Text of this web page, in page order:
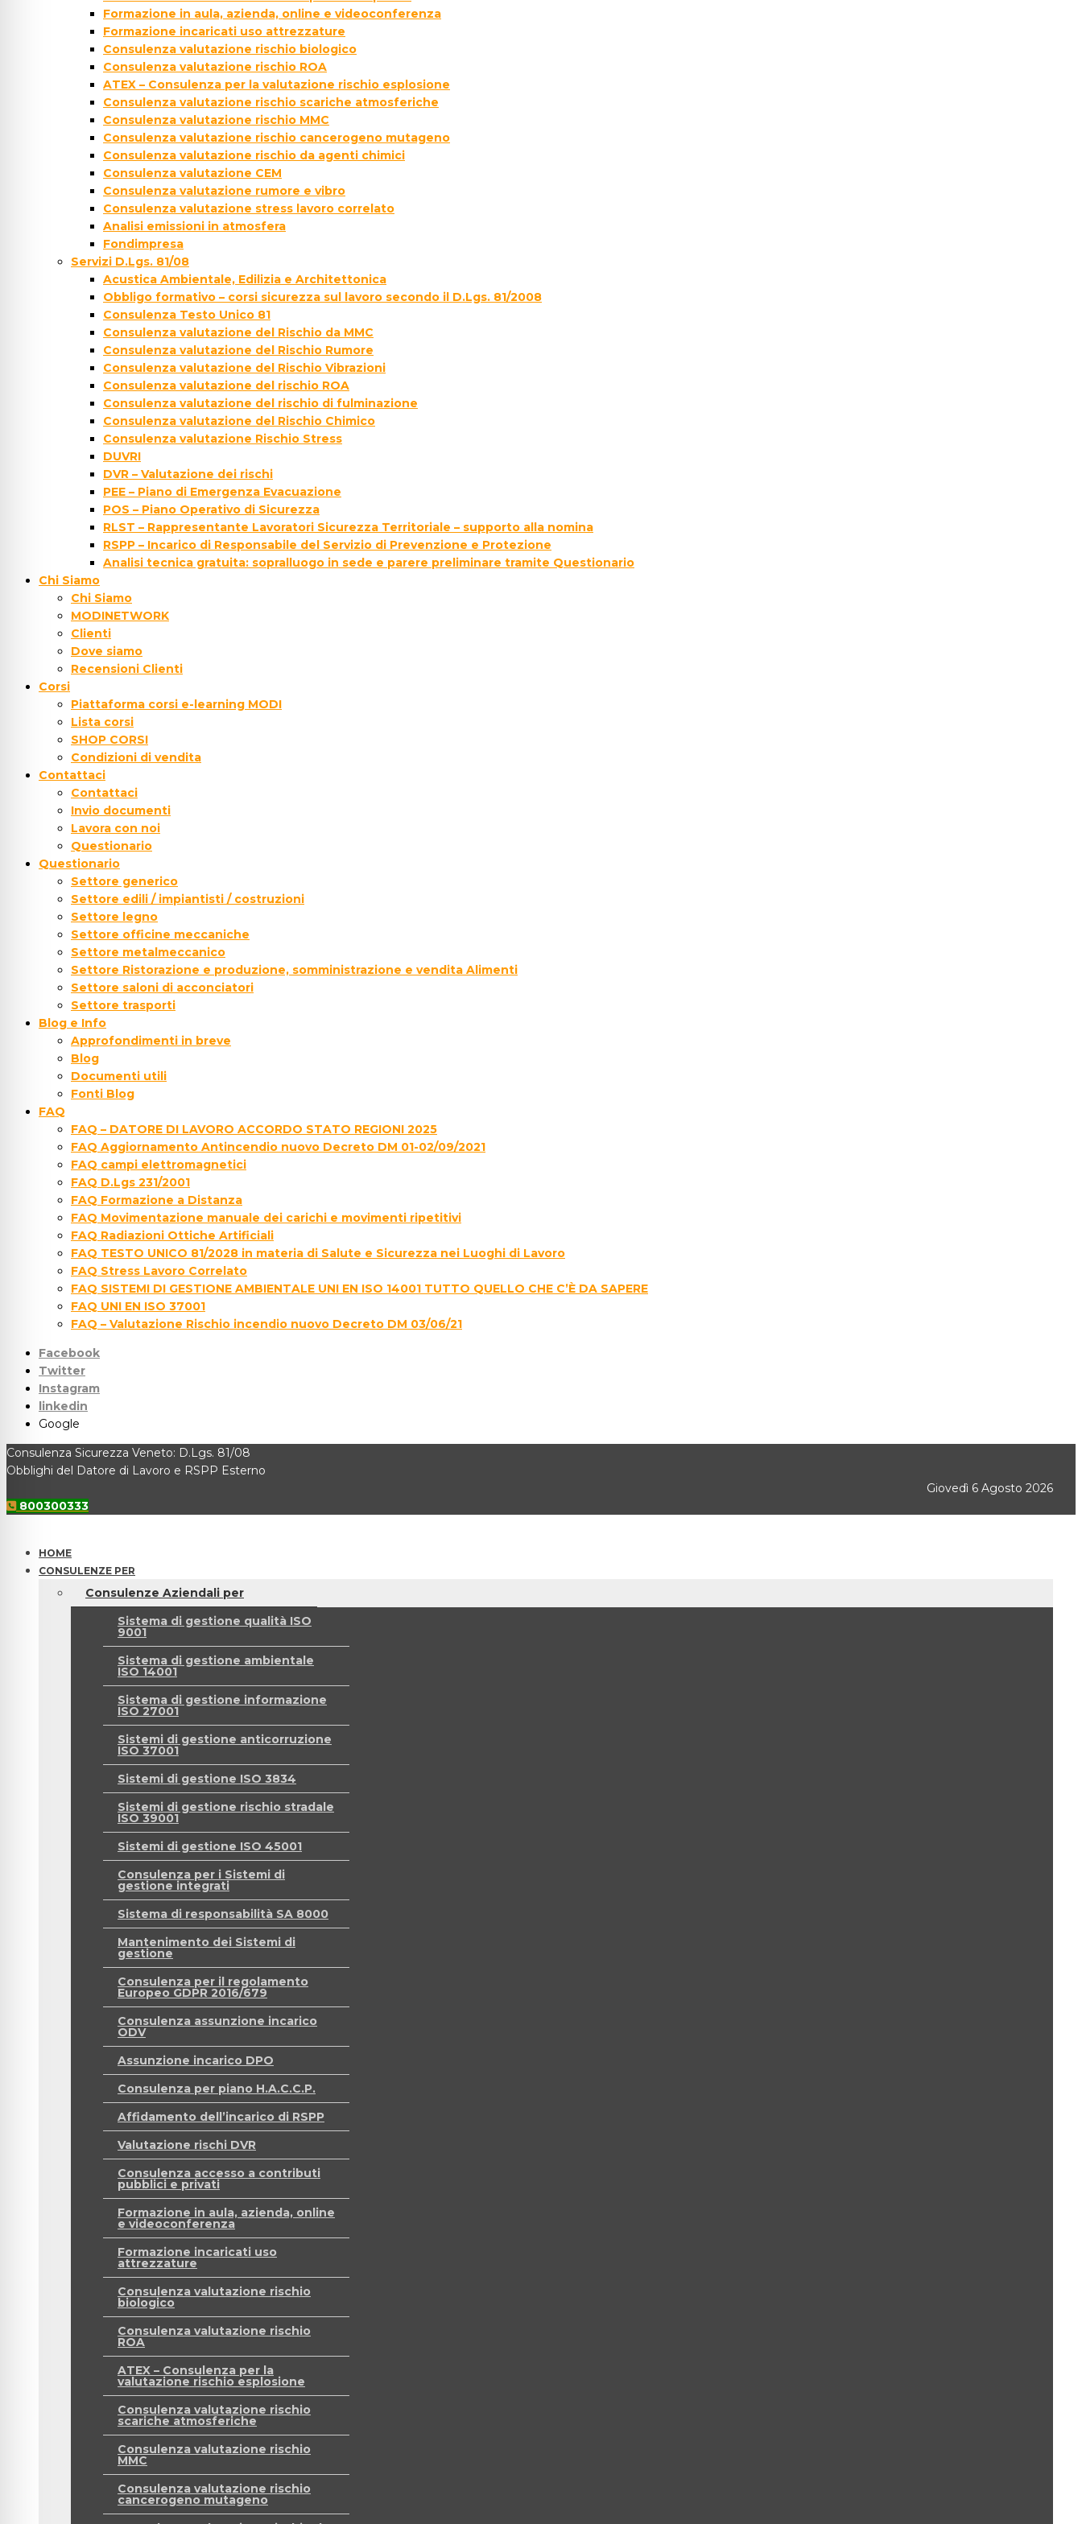
Formazione in aula, azienda, online e videoconferenza
Formazione incaricati uso attrezzature
Consulenza valutazione rischio biologico
Consulenza valutazione rischio ROA
ATEX – Consulenza per la valutazione rischio esplosione
Consulenza valutazione rischio scariche atmosferiche
Consulenza valutazione rischio MMC
Consulenza valutazione rischio cancerogeno mutageno
Consulenza valutazione rischio da agenti chimici
Consulenza valutazione CEM
Consulenza valutazione rumore e vibro
Consulenza valutazione stress lavoro correlato
Analisi emissioni in atmosfera
Fondimpresa
Servizi D.Lgs. 81/08
Acustica Ambientale, Edilizia e Architettonica
Obbligo formativo – corsi sicurezza sul lavoro secondo il D.Lgs. 81/2008
Consulenza Testo Unico 81
Consulenza valutazione del Rischio da MMC
Consulenza valutazione del Rischio Rumore
Consulenza valutazione del Rischio Vibrazioni
Consulenza valutazione del rischio ROA
Consulenza valutazione del rischio di fulminazione
Consulenza valutazione del Rischio Chimico
Consulenza valutazione Rischio Stress
DUVRI
DVR – Valutazione dei rischi
PEE – Piano di Emergenza Evacuazione
POS – Piano Operativo di Sicurezza
RLST – Rappresentante Lavoratori Sicurezza Territoriale – supporto alla nomina
RSPP – Incarico di Responsabile del Servizio di Prevenzione e Protezione
Analisi tecnica gratuita: sopralluogo in sede e parere preliminare tramite Questionario
Chi Siamo
Chi Siamo
MODINETWORK
Clienti
Dove siamo
Recensioni Clienti
Corsi
Piattaforma corsi e-learning MODI
Lista corsi
SHOP CORSI
Condizioni di vendita
Contattaci
Contattaci
Invio documenti
Lavora con noi
Questionario
Questionario
Settore generico
Settore edili / impiantisti / costruzioni
Settore legno
Settore officine meccaniche
Settore metalmeccanico
Settore Ristorazione e produzione, somministrazione e vendita Alimenti
Settore saloni di acconciatori
Settore trasporti
Blog e Info
Approfondimenti in breve
Blog
Documenti utili
Fonti Blog
FAQ
FAQ – DATORE DI LAVORO ACCORDO STATO REGIONI 2025
FAQ Aggiornamento Antincendio nuovo Decreto DM 01-02/09/2021
FAQ campi elettromagnetici
FAQ D.Lgs 231/2001
FAQ Formazione a Distanza
FAQ Movimentazione manuale dei carichi e movimenti ripetitivi
FAQ Radiazioni Ottiche Artificiali
FAQ TESTO UNICO 81/2028 in materia di Salute e Sicurezza nei Luoghi di Lavoro
FAQ Stress Lavoro Correlato
FAQ SISTEMI DI GESTIONE AMBIENTALE UNI EN ISO 14001 TUTTO QUELLO CHE C’È DA SAPERE
FAQ UNI EN ISO 37001
FAQ – Valutazione Rischio incendio nuovo Decreto DM 03/06/21
Facebook
Twitter
Instagram
linkedin
Google
Consulenza Sicurezza Veneto: D.Lgs. 81/08
Obblighi del Datore di Lavoro e RSPP Esterno
Giovedì 6 Agosto 2026
800300333
HOME
CONSULENZE PER
Consulenze Aziendali per
Sistema di gestione qualità ISO
9001
Sistema di gestione ambientale
ISO 14001
Sistema di gestione informazione
ISO 27001
Sistemi di gestione anticorruzione
ISO 37001
Sistemi di gestione ISO 3834
Sistemi di gestione rischio stradale
ISO 39001
Sistemi di gestione ISO 45001
Consulenza per i Sistemi di
gestione integrati
Sistema di responsabilità SA 8000
Mantenimento dei Sistemi di
gestione
Consulenza per il regolamento
Europeo GDPR 2016/679
Consulenza assunzione incarico
ODV
Assunzione incarico DPO
Consulenza per piano H.A.C.C.P.
Affidamento dell’incarico di RSPP
Valutazione rischi DVR
Consulenza accesso a contributi
pubblici e privati
Formazione in aula, azienda, online
e videoconferenza
Formazione incaricati uso
attrezzature
Consulenza valutazione rischio
biologico
Consulenza valutazione rischio
ROA
ATEX – Consulenza per la
valutazione rischio esplosione
Consulenza valutazione rischio
scariche atmosferiche
Consulenza valutazione rischio
MMC
Consulenza valutazione rischio
cancerogeno mutageno